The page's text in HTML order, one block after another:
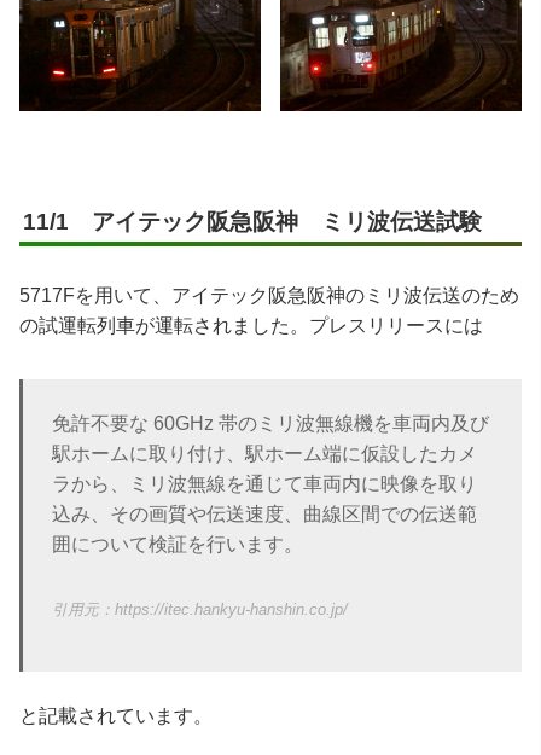
11/1 アイテック阪急阪神 ミリ波伝送試験
5717Fを用いて、アイテック阪急阪神のミリ波伝送のため
の試運転列車が運転されました。プレスリリースには
免許不要な 60GHz 帯のミリ波無線機を車両内及び
駅ホームに取り付け、駅ホーム端に仮設したカメ
ラから、ミリ波無線を通じて車両内に映像を取り
込み、その画質や伝送速度、曲線区間での伝送範
囲について検証を行います。
https://itec.hankyu-hanshin.co.jp/
と記載されています。